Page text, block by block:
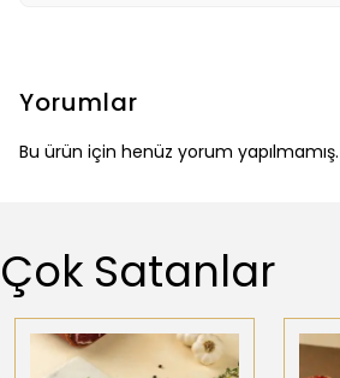
Yorumlar
Bu ürün için henüz yorum yapılmamış.
Çok Satanlar